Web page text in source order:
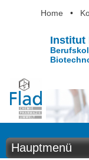
Home •
Institut
Hauptmenü